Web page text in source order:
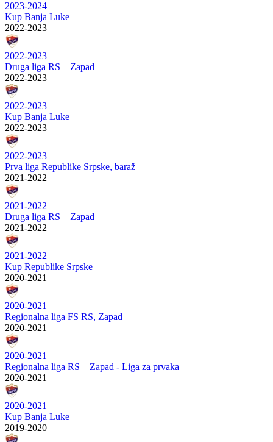
2023-2024
Kup Banja Luke
2022-2023
2022-2023
Druga liga RS – Zapad
2022-2023
2022-2023
Kup Banja Luke
2022-2023
2022-2023
Prva liga Republike Srpske, baraž
2021-2022
2021-2022
Druga liga RS – Zapad
2021-2022
2021-2022
Kup Republike Srpske
2020-2021
2020-2021
Regionalna liga FS RS, Zapad
2020-2021
2020-2021
Regionalna liga RS – Zapad - Liga za prvaka
2020-2021
2020-2021
Kup Banja Luke
2019-2020